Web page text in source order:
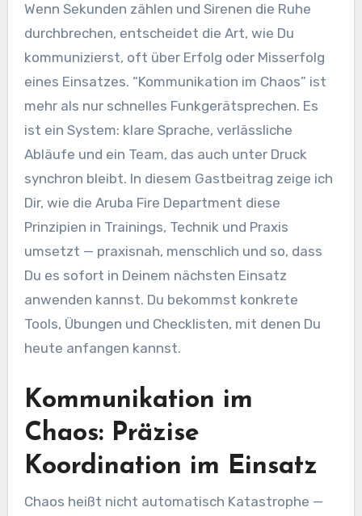
Wenn Sekunden zählen und Sirenen die Ruhe
durchbrechen, entscheidet die Art, wie Du
kommunizierst, oft über Erfolg oder Misserfolg
eines Einsatzes. “Kommunikation im Chaos” ist
mehr als nur schnelles Funkgerätsprechen. Es
ist ein System: klare Sprache, verlässliche
Abläufe und ein Team, das auch unter Druck
synchron bleibt. In diesem Gastbeitrag zeige ich
Dir, wie die Aruba Fire Department diese
Prinzipien in Trainings, Technik und Praxis
umsetzt — praxisnah, menschlich und so, dass
Du es sofort in Deinem nächsten Einsatz
anwenden kannst. Du bekommst konkrete
Tools, Übungen und Checklisten, mit denen Du
heute anfangen kannst.
Kommunikation im
Chaos: Präzise
Koordination im Einsatz
Chaos heißt nicht automatisch Katastrophe —